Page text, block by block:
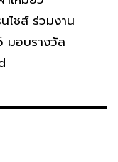
ชส์ ร่วมงาน
มอบรางวัล